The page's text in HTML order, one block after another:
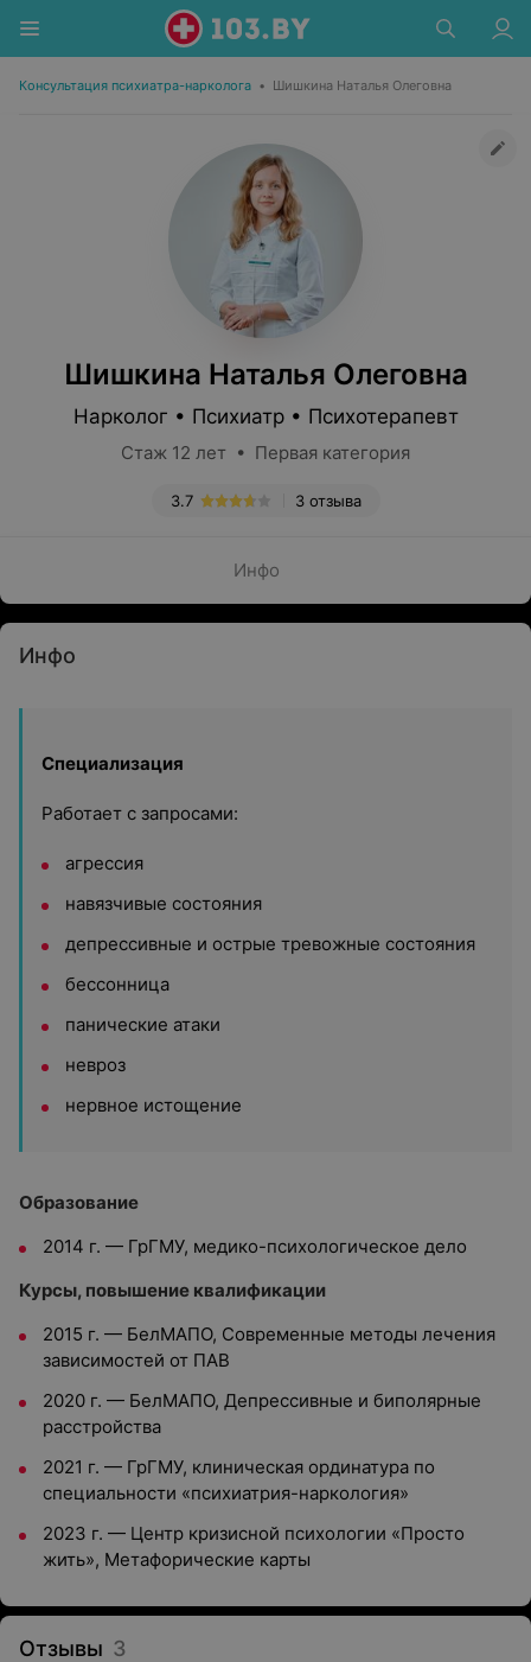
Консультация психиатра-нарколога • Шишкина Наталья Олеговна
Шишкина Наталья Олеговна
Нарколог • Психиатр • Психотерапевт
Стаж 12 лет • Первая категория
3 отзыва
3.7
Инфо
Инфо
Специализация
Работает с запросами:
агрессия
навязчивые состояния
депрессивные и острые тревожные состояния
бессонница
панические атаки
невроз
нервное истощение
Образование
2014 г. — ГрГМУ, медико-психологическое дело
Курсы, повышение квалификации
2015 г. — БелМАПО, Современные методы лечения
зависимостей от ПАВ
2020 г. — БелМАПО, Депрессивные и биполярные
расстройства
2021 г. — ГрГМУ, клиническая ординатура по
специальности «психиатрия-наркология»
2023 г. — Центр кризисной психологии «Просто
жить», Метафорические карты
Отзывы 3